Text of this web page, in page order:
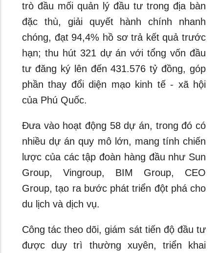
trò đầu mối quản lý đầu tư trong địa bàn
đặc thù, giải quyết hành chính nhanh
chóng, đạt 94,4% hồ sơ trả kết quả trước
hạn; thu hút 321 dự án với tổng vốn đầu
tư đăng ký lên đến 431.576 tỷ đồng, góp
phần thay đổi diện mạo kinh tế - xã hội
của Phú Quốc.
Đưa vào hoạt động 58 dự án, trong đó có
nhiều dự án quy mô lớn, mang tính chiến
lược của các tập đoàn hàng đầu như Sun
Group, Vingroup, BIM Group, CEO
Group, tạo ra bước phát triển đột phá cho
du lịch và dịch vụ.
Công tác theo dõi, giám sát tiến độ đầu tư
được duy trì thường xuyên, triển khai